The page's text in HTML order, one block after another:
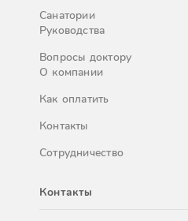
Санатории
Руководства
Вопросы доктору
О компании
Как оплатить
Контакты
Сотрудничество
Контакты